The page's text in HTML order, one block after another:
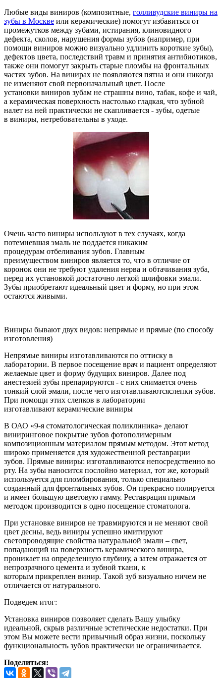
Любые виды виниров (композитные, голливудские виниры на
зубы в Москве или керамические) помогут избавиться от
промежутков между зубами, истирания, клиновидного
дефекта, сколов, нарушения формы зубов (например, при
помощи виниров можно визуально удлинить короткие зубы),
дефектов цвета, последствий травм и принятия антибиотиков,
также они помогут закрыть старые пломбы на фронтальных
частях зубов. На винирах не появляются пятна и они никогда
не изменяют свой первоначальный цвет. После
установки виниров зубам не страшны вино, табак, кофе и чай,
а керамическая поверхность настолько гладкая, что зубной
налет на ней практически не скапливается - зубы, одетые
в виниры, нетребовательны в уходе.
Очень часто виниры используют в тех случаях, когда
потемневшая эмаль не поддается никаким
процедурам отбеливания зубов. Главным
преимуществом виниров является то, что в отличие от
коронок они не требуют удаления нерва и обтачивания зуба,
перед их установкой достаточно легкой шлифовки эмали.
Зубы приобретают идеальный цвет и форму, но при этом
остаются живыми.
Виниры бывают двух видов: непрямые и прямые (по способу
изготовления)
Непрямые виниры изготавливаются по оттиску в
лаборатории. В первое посещение врач и пациент определяют
желаемые цвет и форму будущих виниров. Далее под
анестезией зубы препарируются - с них снимается очень
тонкий слой эмали, после чего изготавливаютсяслепки зубов.
При помощи этих слепков в лаборатории
изготавливают керамические виниры
В ОАО «9-я стоматологическая поликлиника» делают
виниринговое покрытие зубов фотополимерным
композиционным материалом прямым методом. Этот метод
широко применяется для художественной реставрации
зубов. Прямые виниры: изготавливаются непосредственно во
рту. На зубы наносится послойно материал, тот же, который
используется для пломбирования, только специально
созданный для фронтальных зубов. Он прекрасно полируется
и имеет большую цветовую гамму. Реставрация прямым
методом производится в одно посещение стоматолога.
При установке виниров не травмируются и не меняют свой
цвет десны, ведь виниры успешно имитируют
светопроводящие свойства натуральной эмали – свет,
попадающий на поверхность керамического винира,
проникает на определенную глубину, а затем отражается от
непрозрачного цемента и зубной ткани, к
которым прикреплен винир. Такой зуб визуально ничем не
отличается от натурального.
Подведем итог:
Установка виниров позволяет сделать Вашу улыбку
идеальной, скрыв различные эстетические недостатки. При
этом Вы можете вести привычный образ жизни, поскольку
функциональность зубов практически не ограничивается.
Поделиться: